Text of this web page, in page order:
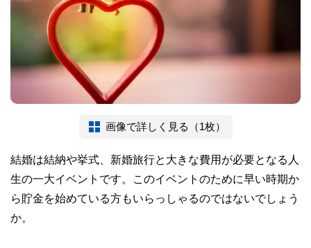
画像で詳しく見る（1枚）
結婚は結納や挙式、新婚旅行と大きな費用が必要となる人
生の一大イベントです。このイベントのために早い時期か
ら貯金を始めている方もいらっしゃるのではないでしょう
か。